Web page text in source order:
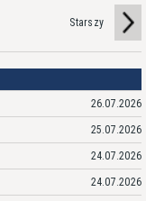
Starszy
26.07.2026
25.07.2026
24.07.2026
24.07.2026